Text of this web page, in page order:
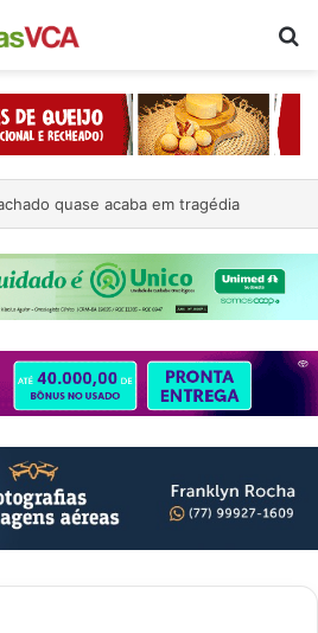
quase acaba em tragédia